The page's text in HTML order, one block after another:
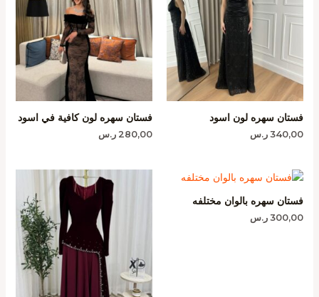
فستان سهره لون اسود
340,00 ر.س
فستان سهره لون كافية في اسود
280,00 ر.س
فستان سهره بالوان مختلفه
300,00 ر.س